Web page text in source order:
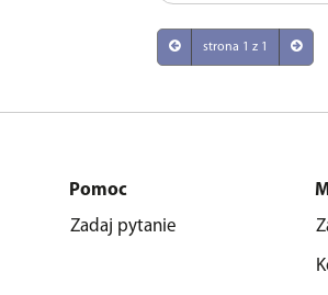
strona 1 z 1
Pomoc
Zadaj pytanie